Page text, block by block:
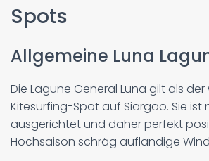
Spots
Allgemeine Luna
Die Lagune General Luna gilt als
Kitesurfing-Spot auf Siargao. Sie ist
ausgerichtet und daher perfekt
Hochsaison schräg auflandige